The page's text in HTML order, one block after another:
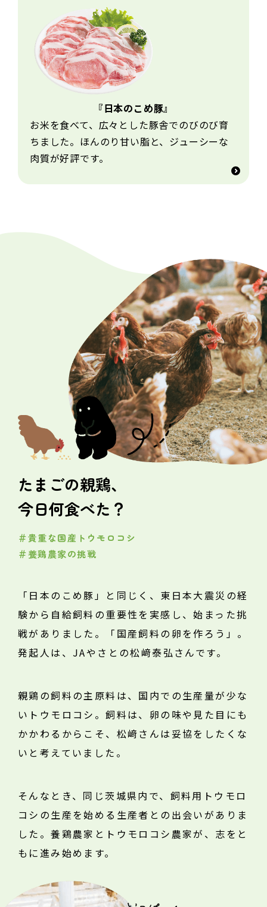
『日本のこめ豚』
お米を食べて、広々とした豚舎でのびのび育
ちました。ほんのり甘い脂と、ジューシーな
肉質が好評です。
たまごの親鶏、
今日何食べた？
＃貴重な国産トウモロコシ
＃養鶏農家の挑戦
「日本のこめ豚」と同じく、東日本大震災の経
験から自給飼料の重要性を実感し、始まった挑
戦がありました。「国産飼料の卵を作ろう」。
発起人は、JAやさとの松﨑泰弘さんです。
親鶏の飼料の主原料は、国内での生産量が少な
いトウモロコシ。飼料は、卵の味や見た目にも
かかわるからこそ、松﨑さんは妥協をしたくな
いと考えていました。
そんなとき、同じ茨城県内で、飼料用トウモロ
コシの生産を始める生産者との出会いがありま
した。養鶏農家とトウモロコシ農家が、志をと
もに進み始めます。